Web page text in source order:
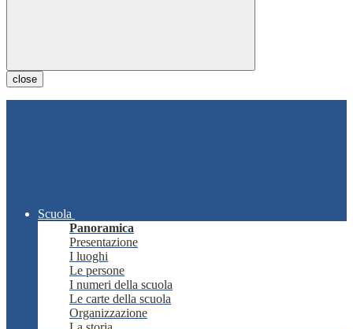
close
Scuola
Panoramica
Presentazione
I luoghi
Le persone
I numeri della scuola
Le carte della scuola
Organizzazione